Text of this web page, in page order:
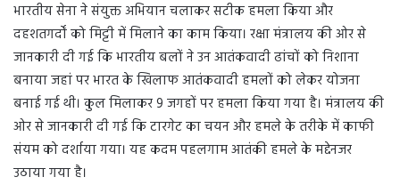
भारतीय सेना ने संयुक्त अभियान चलाकर सटीक हमला किया और
दहशतगर्दों को मिट्टी में मिलाने का काम किया। रक्षा मंत्रालय की ओर से
जानकारी दी गई कि भारतीय बलों ने उन आतंकवादी ढांचों को निशाना
बनाया जहां पर भारत के खिलाफ आतंकवादी हमलों को लेकर योजना
बनाई गई थी। कुल मिलाकर 9 जगहों पर हमला किया गया है। मंत्रालय की
ओर से जानकारी दी गई कि टारगेट का चयन और हमले के तरीके में काफी
संयम को दर्शाया गया। यह कदम पहलगाम आतंकी हमले के मद्देनजर
उठाया गया है।